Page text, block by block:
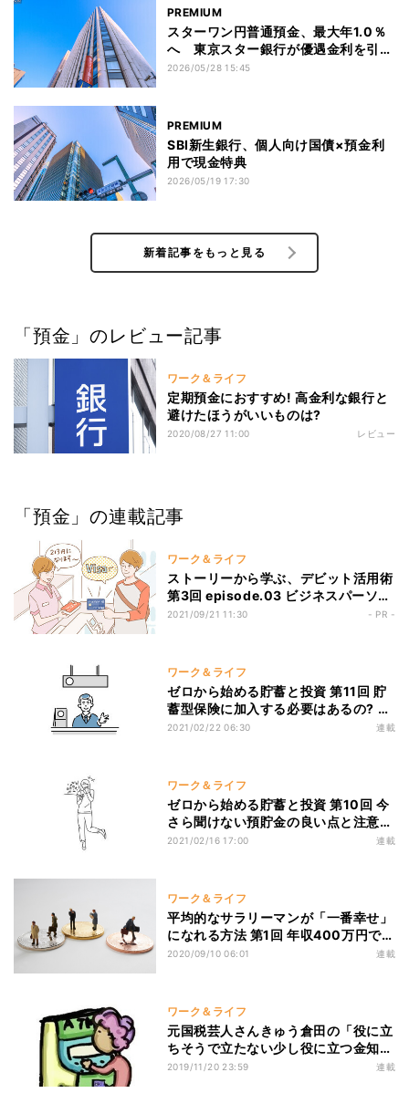
PREMIUM
スターワン円普通預金、最大年1.0％
へ 東京スター銀行が優遇金利を引き
上げ
2026/05/28 15:45
PREMIUM
SBI新生銀行、個人向け国債×預金利
用で現金特典
2026/05/19 17:30
新着記事をもっと見る
「預金」のレビュー記事
ワーク＆ライフ
定期預金におすすめ! 高金利な銀行と
避けたほうがいいものは?
2020/08/27 11:00 レビュー
「預金」の連載記事
ワーク＆ライフ
ストーリーから学ぶ、デビット活用術
第3回 episode.03 ビジネスパーソン
に選ばれているVisaデビットカード!
2021/09/21 11:30 - PR -
ワーク＆ライフ
ゼロから始める貯蓄と投資 第11回 貯
蓄型保険に加入する必要はあるの? 良
い点と注意点を解説
2021/02/22 06:30 連載
ワーク＆ライフ
ゼロから始める貯蓄と投資 第10回 今
さら聞けない預貯金の良い点と注意点
をわかりやすく解説
2021/02/16 17:00 連載
ワーク＆ライフ
平均的なサラリーマンが「一番幸せ」
になれる方法 第1回 年収400万円でも
「豊かさ」を実感できる生き方
2020/09/10 06:01 連載
ワーク＆ライフ
元国税芸人さんきゅう倉田の「役に立
ちそうで立たない少し役に立つ金知
識」 第124回 110万円の贈与なんて、
2019/11/20 23:59 連載